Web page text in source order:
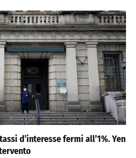
d’interesse fermi all’1%. Yen